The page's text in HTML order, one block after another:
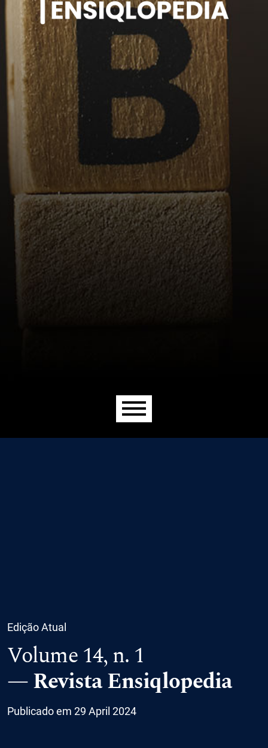
Edição Atual
Volume 14,n. 1
Revista Ensiqlopedia
Publicado em 29 April 2024